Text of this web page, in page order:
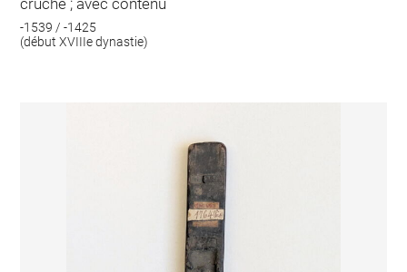
cruche ; avec contenu
-1539 / -1425
(début XVIIIe dynastie)